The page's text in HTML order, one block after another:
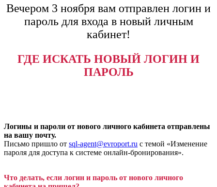
Вечером 3 ноября вам отправлен логин и
пароль для входа в новый личным
кабинет!
ГДЕ ИСКАТЬ НОВЫЙ ЛОГИН И
ПАРОЛЬ
Логины и пароли от нового личного кабинета отправлены
на вашу почту.
Письмо пришло от sql-agent@evroport.ru c темой «Изменение
пароля для доступа к системе онлайн-бронирования».
Что делать, если логин и пароль от нового личного